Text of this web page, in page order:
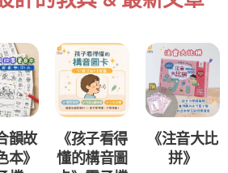
韻故
本》
《孩子看得
懂的構音圖
《注音大比
拼》